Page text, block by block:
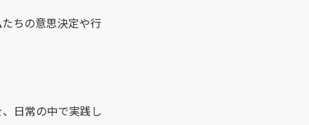
ちの意思決定や行
日常の中で実践し